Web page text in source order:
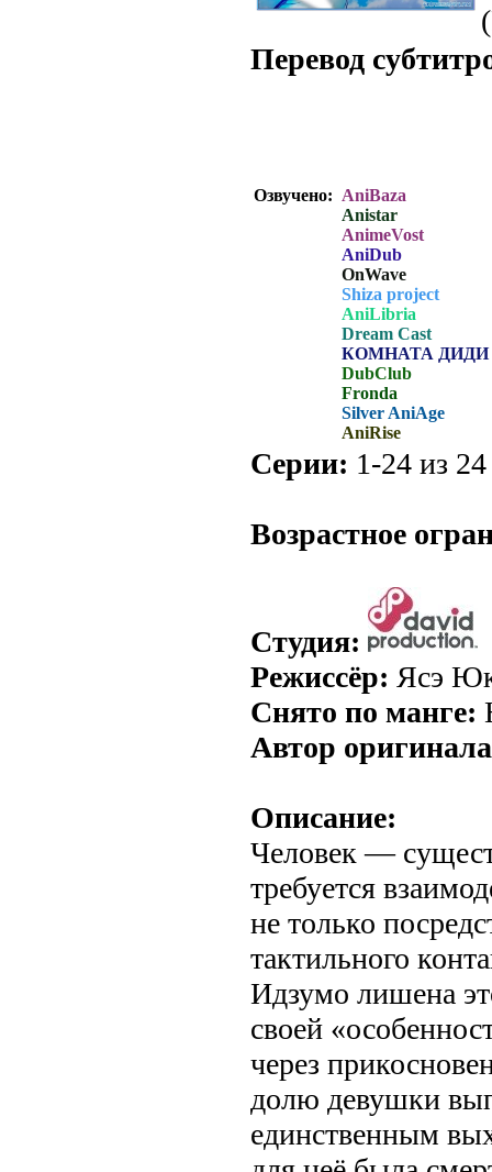
Перевод
Озвучено: AniBaza
Anistar
AnimeVost
AniDub
OnWave
Shiza project
AniLibria
Dream Cast
КОМНАТА ДИДИ
DubClub
Fronda
Silver AniAge
AniRise
Серии: 1-24 из
Возрастное
Студия:
Режиссёр: Ясэ
Снято по манге:
Автор
Описание:
Человек —
требуется
не только
тактильного
Идзумо лишена
своей
через
долю девушки
единственным